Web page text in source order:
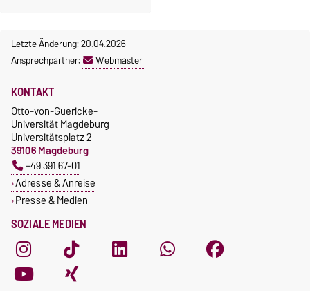
Letzte Änderung: 20.04.2026
Ansprechpartner:
Webmaster
SOZIALE MEDIEN
KONTAKT
Otto-von-Guericke-
Universität Magdeburg
Universitätsplatz 2
39106 Magdeburg
+49 391 67-01
Adresse & Anreise
Presse & Medien